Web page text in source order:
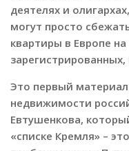
деятелях и
могут просто
квартиры в Европе
зарегистрированных,
Это первый
недвижимости
Евтушенкова,
«списке Кремля» –